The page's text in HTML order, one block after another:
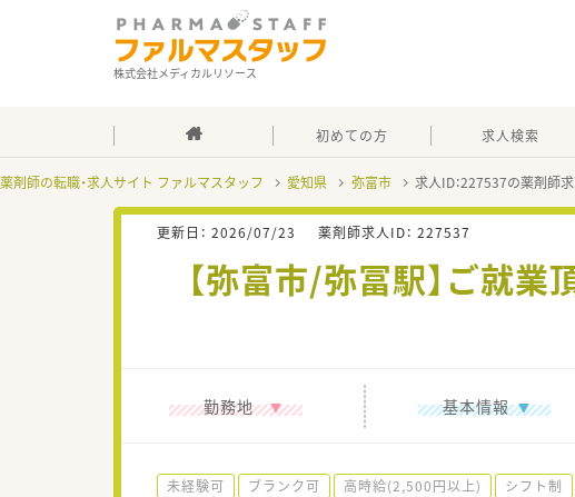
株式会社メディカルリソース
初めての方 求人検索
薬剤師の転職・求人サイト ファルマスタッフ 愛知県 弥富市 求人ID：227537の薬剤師
更新日： 2026/07/23 薬剤師求人ID： 227537
【弥富市/弥冨駅】ご就
勤務地 基本情報
未経験可 ブランク可 高時給(2,500円以上) シフト制